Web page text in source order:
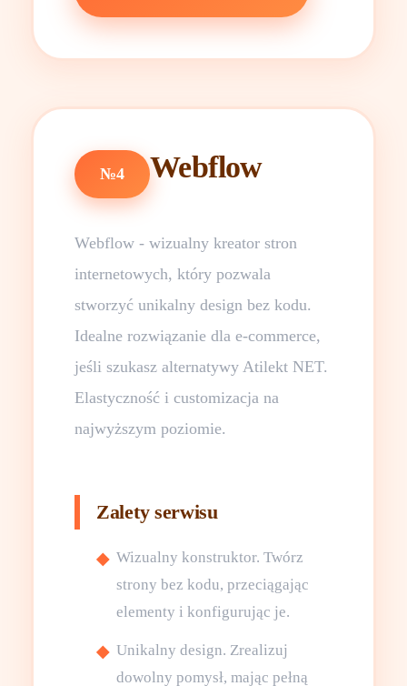
№4 Webflow
Webflow - wizualny kreator stron
internetowych, który pozwala
stworzyć unikalny design bez kodu.
Idealne rozwiązanie dla e-commerce,
jeśli szukasz alternatywy Atilekt NET.
Elastyczność i customizacja na
najwyższym poziomie.
Zalety serwisu
Wizualny konstruktor. Twórz
strony bez kodu, przeciągając
elementy i konfigurując je.
Unikalny design. Zrealizuj
dowolny pomysł, mając pełną